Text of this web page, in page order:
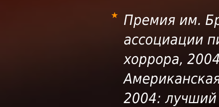
Премия им.
ассоциации
хоррора,
2004: